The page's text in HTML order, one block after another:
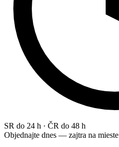
SR do 24 h · ČR do 48 h
Objednajte dnes — zajtra na mieste